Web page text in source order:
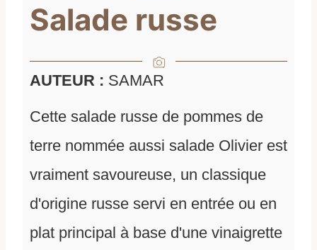
Salade russe
AUTEUR : SAMAR
Cette salade russe de pommes de
terre nommée aussi salade Olivier est
vraiment savoureuse, un classique
d'origine russe servi en entrée ou en
plat principal à base d'une vinaigrette